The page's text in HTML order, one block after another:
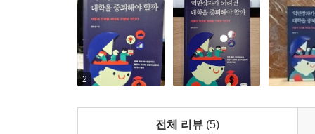
1 어떻게 인과가 있는지를 알 수 있는가
인과를 구별할 줄 알면 어떤 도움이 될까 / 어떻게
2 박씨나 류씨를 감독으로 뽑으면 LG 트윈스의 성
2
전체 리뷰 (5)